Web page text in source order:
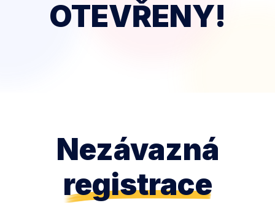
OTEVŘENY!
Nezávazná
registrace